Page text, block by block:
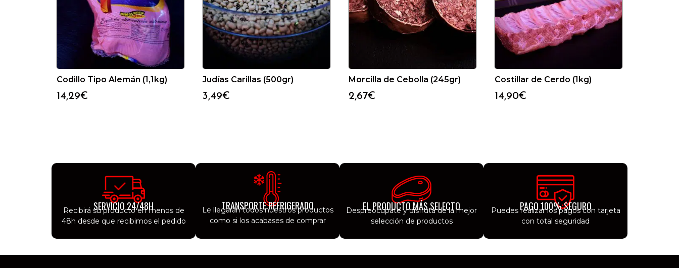
Codillo Tipo Alemán (1,1kg)
14,29€
Judías Carillas (500gr)
3,49€
Morcilla de Cebolla (245gr)
2,67€
Costillar de Cerdo (1kg)
14,90€
SERVICIO 24/48H
Recibirá su producto en menos de
48h desde que recibimos el pedido
TRANSPORTE REFRIGERADO
Le llegarán todos nuestros productos
como si los acabases de comprar
EL PRODUCTO MÁS SELECTO
Despreocúpate y disfruta de la mejor
selección de productos
PAGO 100% SEGURO
Puedes realizar los pagos con tarjeta
con total seguridad